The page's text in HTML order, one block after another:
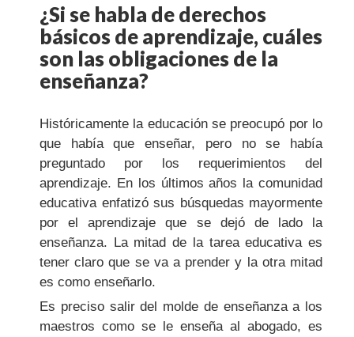
¿Si se habla de derechos
básicos de aprendizaje, cuáles
son las obligaciones de la
enseñanza?
Históricamente la educación se preocupó por lo
que había que enseñar, pero no se había
preguntado por los requerimientos del
aprendizaje. En los últimos años la comunidad
educativa enfatizó sus búsquedas mayormente
por el aprendizaje que se dejó de lado la
enseñanza. La mitad de la tarea educativa es
tener claro que se va a prender y la otra mitad
es como enseñarlo.
Es preciso salir del molde de enseñanza a los
maestros como se le enseña al abogado, es